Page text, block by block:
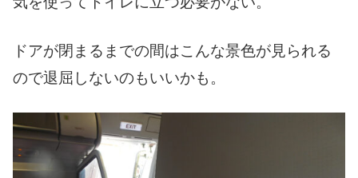
ドアが閉まるまでの間はこんな景色が見られる
ので退屈しないのもいいかも。